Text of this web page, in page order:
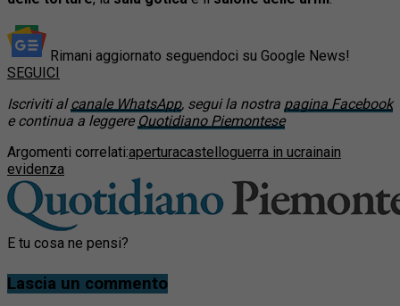
Rimani aggiornato seguendoci su Google News!
SEGUICI
Iscriviti alcanale WhatsApp, segui la nostra pagina Facebook
e continua a leggere Quotidiano Piemontese
Argomenti correlati:aperturacastelloguerra in ucrainain
evidenza
E tu cosa ne pensi?
Lascia un commento